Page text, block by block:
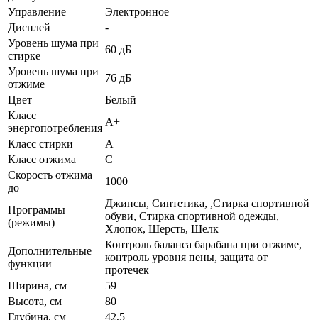
Управление
Электронное
Дисплей
-
Уровень шума при
стирке
60 дБ
Уровень шума при
отжиме
76 дБ
Цвет
Белый
Класс
энергопотребления
А+
Класс стирки
A
Класс отжима
C
Скорость отжима
до
1000
Программы
(режимы)
Джинсы, Синтетика, ,Стирка спортивной
обуви, Стирка спортивной одежды,
Хлопок, Шерсть, Шелк
Дополнительные
функции
Контроль баланса барабана при отжиме,
контроль уровня пены, защита от
протечек
Ширина, см
59
Высота, см
80
Глубина, см
42,5